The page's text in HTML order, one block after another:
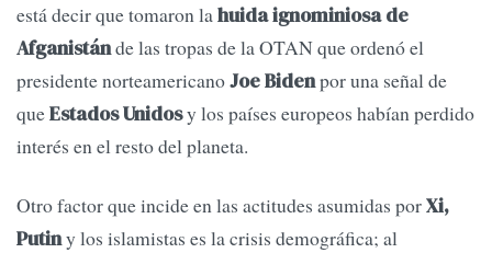
está decir que tomaron lahuida ignominiosa de
Afganistánde las tropas de la OTAN que ordenó el
presidente norteamericanoJoe Bidenpor una señal de
queEstados Unidosy los países europeos habían perdido
interés en el resto del planeta.
Otro factor que incide en las actitudes asumidas porXi,
Putiny los islamistas es la crisis demográfica; al